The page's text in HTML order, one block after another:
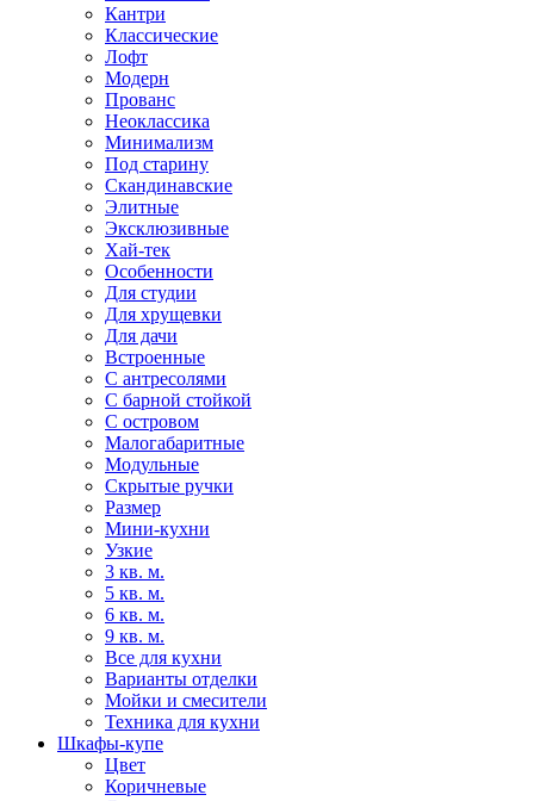
Кантри
Классические
Лофт
Модерн
Прованс
Неоклассика
Минимализм
Под старину
Скандинавские
Элитные
Эксклюзивные
Хай-тек
Особенности
Для студии
Для хрущевки
Для дачи
Встроенные
С антресолями
С барной стойкой
С островом
Малогабаритные
Модульные
Скрытые ручки
Размер
Мини-кухни
Узкие
3 кв. м.
5 кв. м.
6 кв. м.
9 кв. м.
Все для кухни
Варианты отделки
Мойки и смесители
Техника для кухни
Шкафы-купе
Цвет
Коричневые